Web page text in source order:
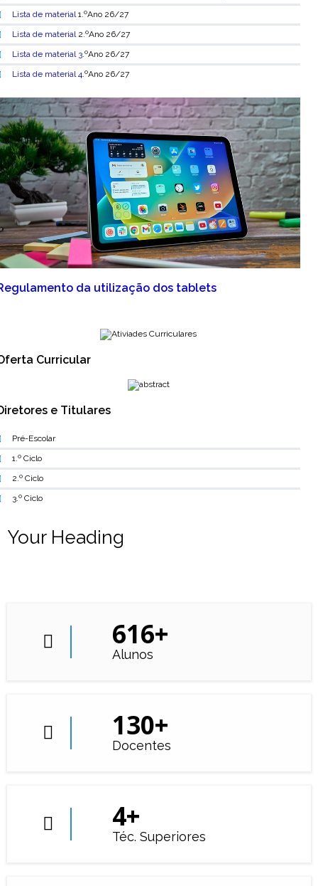
Lista de material 1.ºAno 26/27
Lista de material 2.ºAno 26/27
Lista de material3.ºAno 26/27
Lista de material4.ºAno 26/27
da utilização dos tablets
Curricular
e Titulares
Pré-Escolar
1.º Ciclo
2.º Ciclo
3.º Ciclo
Your Heading
616+
Alunos
130+
Docentes
4+
Téc. Superiores